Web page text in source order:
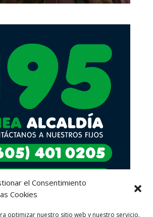
el Consentimiento
Cookies
optimizar nuestro sitio web y nuestro servicio.